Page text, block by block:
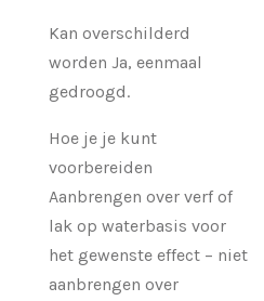
Kan overschilderd
worden Ja, eenmaal
gedroogd.
Hoe je je kunt
voorbereiden
Aanbrengen over verf of
lak op waterbasis voor
het gewenste effect – niet
aanbrengen over